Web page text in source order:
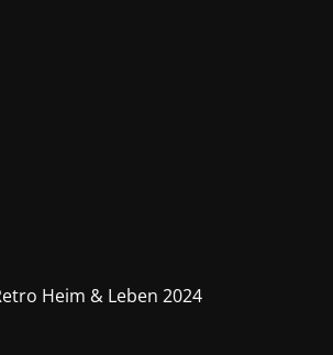
Heim & Leben 2024